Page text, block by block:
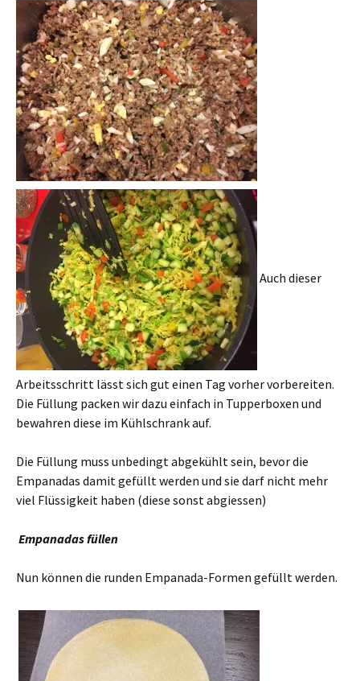
Auch dieser
Arbeitsschritt lässt sich gut einen Tag vorher vorbereiten.
Die Füllung packen wir dazu einfach in Tupperboxen und
bewahren diese im Kühlschrank auf.
Die Füllung muss unbedingt abgekühlt sein, bevor die
Empanadas damit gefüllt werden und sie darf nicht mehr
viel Flüssigkeit haben (diese sonst abgiessen)
Empanadas füllen
Nun können die runden Empanada-Formen gefüllt werden.